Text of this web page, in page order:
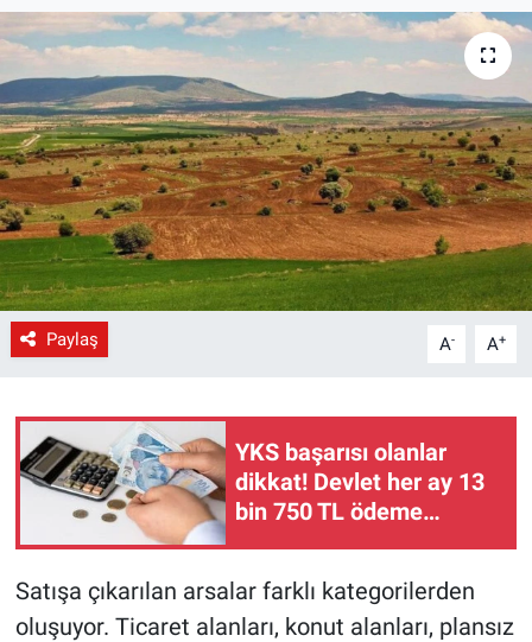
Paylaş A- A+
YKS başarısı olanlar
dikkat! Devlet her ay 13
bin 750 TL ödeme
Satışa çıkarılan arsalar farklı kategorilerden
oluşuyor. Ticaret alanları, konut alanları, plansız
Sağlık
Siyaset
Spor
Yerel